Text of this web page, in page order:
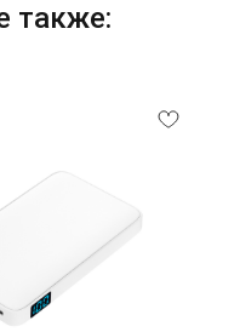
также: